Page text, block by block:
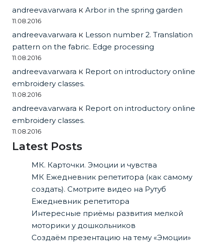
andreeva.varwara к Arbor in the spring garden
11.08.2016
andreeva.varwara к Lesson number 2. Translation
pattern on the fabric. Edge processing
11.08.2016
andreeva.varwara к Report on introductory online
embroidery classes.
11.08.2016
andreeva.varwara к Report on introductory online
embroidery classes.
11.08.2016
Latest Posts
МК. Карточки. Эмоции и чувства
МК Ежедневник репетитора (как самому
создать). Смотрите видео на Рутуб
Ежедневник репетитора
Интересные приёмы развития мелкой
моторики у дошкольников
Создаём презентацию на тему «Эмоции»